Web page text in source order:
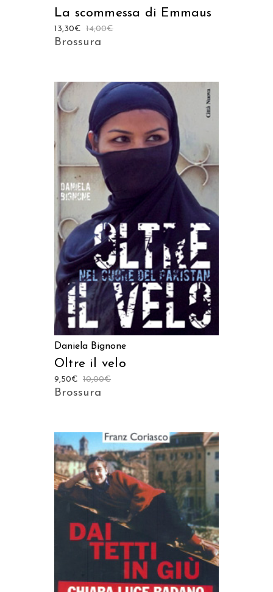
La scommessa di Emmaus
14,00€
13,30€
Brossura
AGGIUNGI AL CARRELLO
Daniela Bignone
Oltre il velo
10,00€
9,50€
Brossura
AGGIUNGI AL CARRELLO